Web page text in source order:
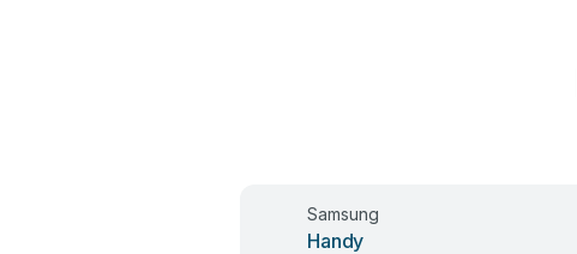
Samsung
Handy